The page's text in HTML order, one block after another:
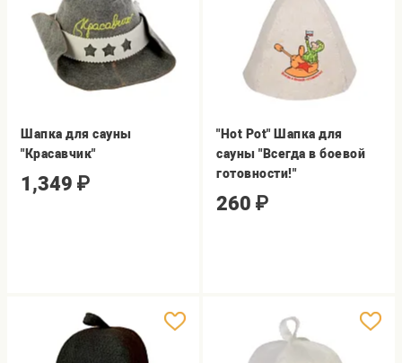
Шапка для сауны
"Красавчик"
1,349 ₽
"Hot Pot" Шапка для
сауны "Всегда в боевой
готовности!"
260 ₽